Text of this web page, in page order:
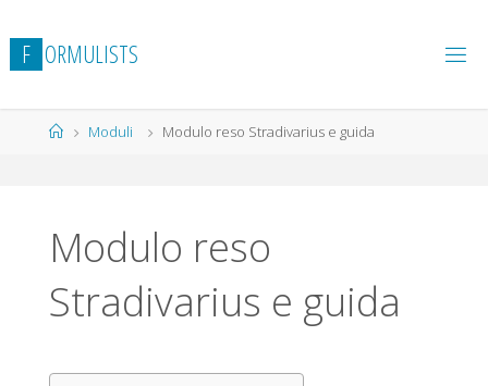
al
contenuto
F ORMULISTS
HomeModuli Modulo reso Stradivarius e guida
Modulo reso
Stradivarius e guida